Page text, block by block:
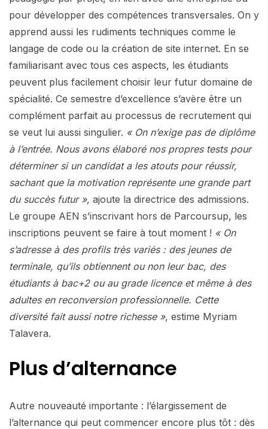
pour développer des compétences transversales. On y
apprend aussi les rudiments techniques comme le
langage de code ou la création de site internet. En se
familiarisant avec tous ces aspects, les étudiants
peuvent plus facilement choisir leur futur domaine de
spécialité. Ce semestre d’excellence s’avère être un
complément parfait au processus de recrutement qui
se veut lui aussi singulier. « On n’exige pas de diplôme
à l’entrée. Nous avons élaboré nos propres tests pour
déterminer si un candidat a les atouts pour réussir,
sachant que la motivation représente une grande part
du succès futur », ajoute la directrice des admissions.
Le groupe AEN s’inscrivant hors de Parcoursup, les
inscriptions peuvent se faire à tout moment ! « On
s’adresse à des profils très variés : des jeunes de
terminale, qu’ils obtiennent ou non leur bac, des
étudiants à bac+2 ou au grade licence et même à des
adultes en reconversion professionnelle. Cette
diversité fait aussi notre richesse », estime Myriam
Talavera.
Plus d’alternance
Autre nouveauté importante : l’élargissement de
l’alternance qui peut commencer encore plus tôt : dès